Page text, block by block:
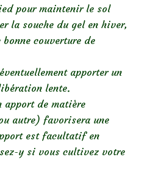
pour maintenir le sol
la souche du gel en hiver,
bonne couverture de
apporter un
lente.
apport de matière
autre) favorisera une
est facultatif en
y si vous cultivez votre